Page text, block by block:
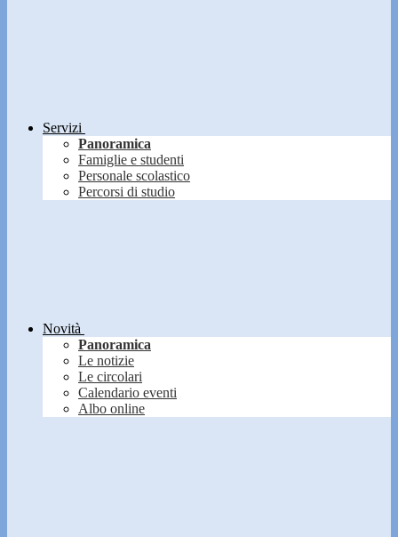
Servizi
Panoramica
Famiglie e studenti
Personale scolastico
Percorsi di studio
Novità
Panoramica
Le notizie
Le circolari
Calendario eventi
Albo online